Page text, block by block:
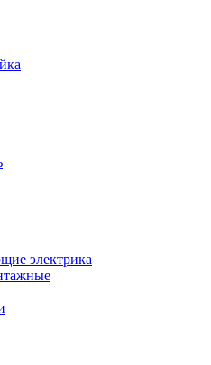
электрика